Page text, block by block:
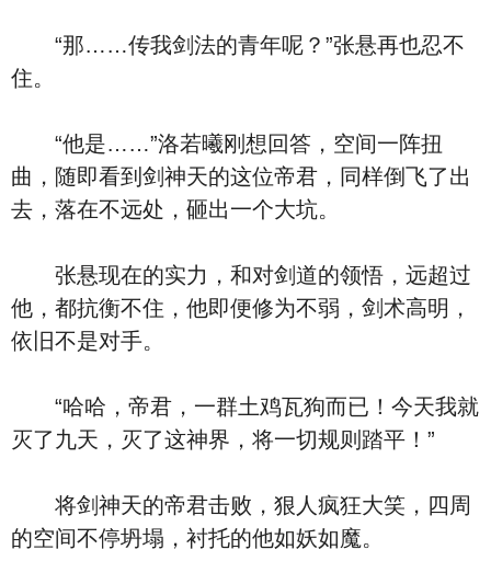
“那……传我剑法的青年呢？”张悬再也忍不
住。
“他是……”洛若曦刚想回答，空间一阵扭
曲，随即看到剑神天的这位帝君，同样倒飞了出
去，落在不远处，砸出一个大坑。
张悬现在的实力，和对剑道的领悟，远超过
他，都抗衡不住，他即便修为不弱，剑术高明，
依旧不是对手。
“哈哈，帝君，一群土鸡瓦狗而已！今天我就
灭了九天，灭了这神界，将一切规则踏平！”
将剑神天的帝君击败，狠人疯狂大笑，四周
的空间不停坍塌，衬托的他如妖如魔。